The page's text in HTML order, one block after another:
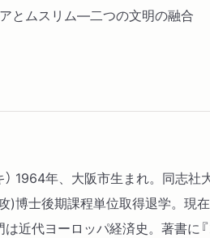
とムスリム―二つの文明の融合
） 1964年、大阪市生まれ。同志社
)博士後期課程単位取得退学。現
近代ヨーロッパ経済史。著書に